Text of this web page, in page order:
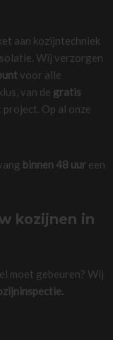
aan kozijntechniek
Wij verzorgen
voor alle
van de gratis
Op al onze
binnen 48 uureen
kozijnen in
moet gebeuren? Wij